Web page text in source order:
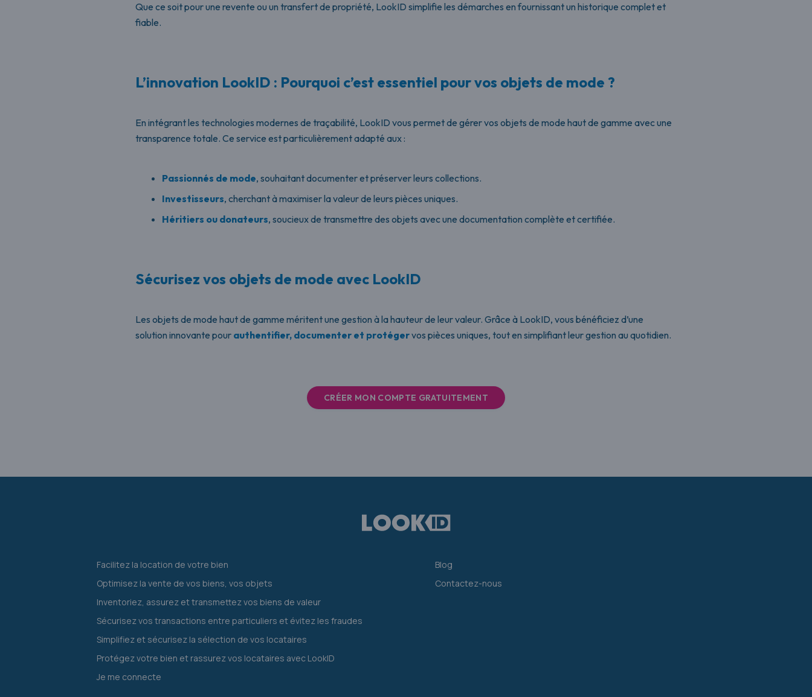
Que ce soit pour une revente ou un transfert de propriété, LookID simplifie les démarches en fournissant un historique complet et
fiable.
L’innovation LookID : Pourquoi c’est essentiel pour vos objets de mode ?
En intégrant les technologies modernes de traçabilité, LookID vous permet de gérer vos objets de mode haut de gamme avec une
transparence totale. Ce service est particulièrement adapté aux :
Passionnés de mode, souhaitant documenter et préserver leurs collections.
Investisseurs, cherchant à maximiser la valeur de leurs pièces uniques.
Héritiers ou donateurs, soucieux de transmettre des objets avec une documentation complète et certifiée.
Sécurisez vos objets de mode avec LookID
Les objets de mode haut de gamme méritent une gestion à la hauteur de leur valeur. Grâce à LookID, vous bénéficiez d’une
solution innovante pour authentifier, documenter et protégervos pièces uniques, tout en simplifiant leur gestion au quotidien.
CRÉER MON COMPTE GRATUITEMENT
Facilitez la location de votre bien
Optimisez la vente de vos biens, vos objets
Inventoriez, assurez et transmettez vos biens de valeur
Sécurisez vos transactions entre particuliers et évitez les fraudes
Simplifiez et sécurisez la sélection de vos locataires
Protégez votre bien et rassurez vos locataires avec LookID
Je me connecte
Blog
Contactez-nous